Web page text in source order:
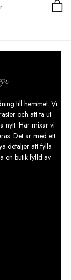
till hemmet. Vi
och att ta ut
nytt. Här mixar vi
Det är med ett
detaljer att fylla
en butik fylld av